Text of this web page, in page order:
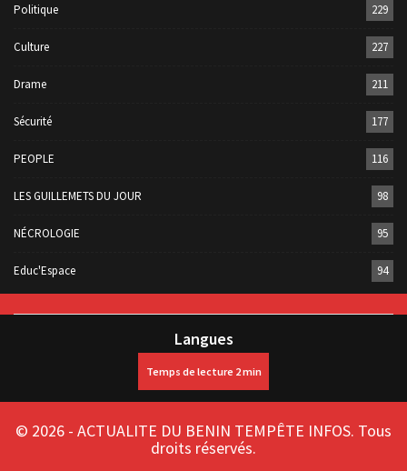
Politique 229
Culture 227
Drame 211
Sécurité 177
PEOPLE 116
LES GUILLEMETS DU JOUR 98
NÉCROLOGIE 95
Educ'Espace 94
Langues
© 2026 - ACTUALITE DU BENIN TEMPÊTE INFOS. Tous
droits réservés.